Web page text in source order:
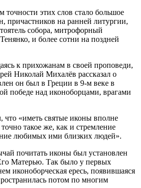
этих слов стало большое
причастников на ранней литургии,
собора, митрофорный
и более сотни на поздней
к прихожанам в своей проповеди,
Николай Михалёв рассказал о
он был в Греции в 9-м веке в
победе над иконоборцами, врагами
что «иметь святые иконы вполне
такое же, как и стремление
любимых ими близких людей».
почитать иконы был установлен
Матерью. Так было у первых
иконоборческая ересь, появившаяся
потом по многим